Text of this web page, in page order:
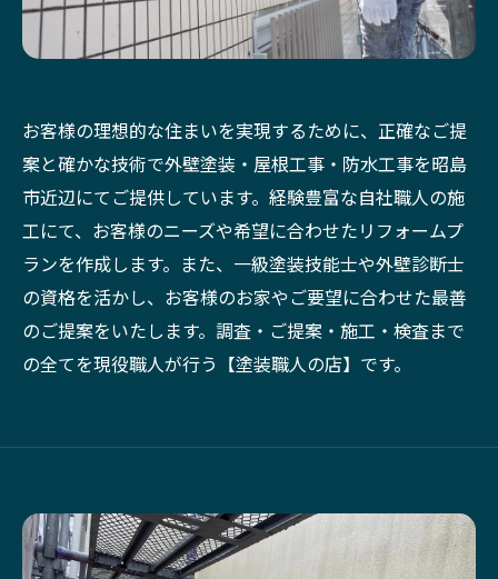
お客様の理想的な住まいを実現するために、正確なご提
案と確かな技術で外壁塗装・屋根工事・防水工事を昭島
市近辺にてご提供しています。経験豊富な自社職人の施
工にて、お客様のニーズや希望に合わせたリフォームプ
ランを作成します。また、一級塗装技能士や外壁診断士
の資格を活かし、お客様のお家やご要望に合わせた最善
のご提案をいたします。調査・ご提案・施工・検査まで
の全てを現役職人が行う【塗装職人の店】です。